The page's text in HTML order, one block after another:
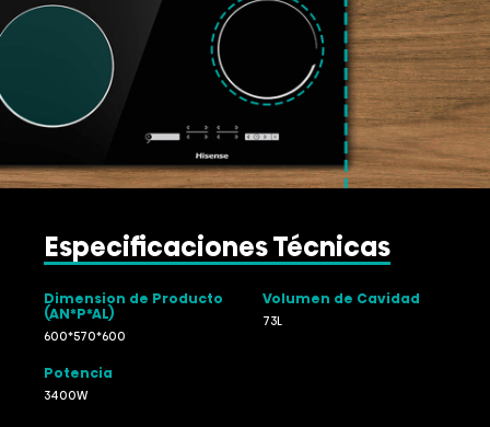
Especificaciones Técnicas
Dimension de Producto
(AN*P*AL)
600*570*600
Volumen de Cavidad
73L
Potencia
3400W